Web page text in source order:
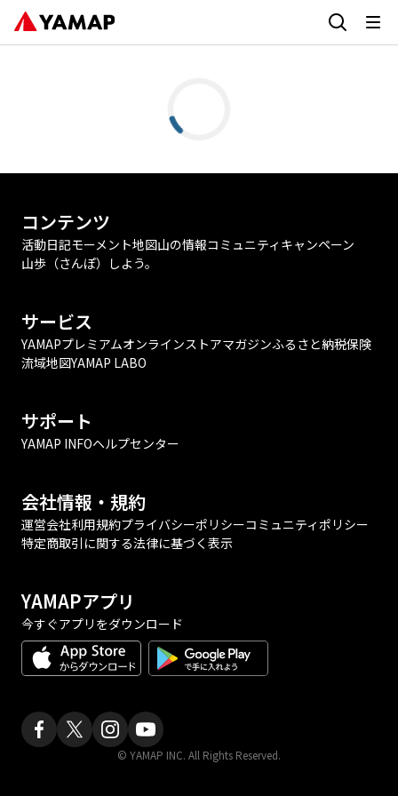
コンテンツ
活動日記モーメント地図山の情報コミュニティ キャンペーン
山歩（さんぽ）しよう。
サービス
YAMAPプレミアムオンラインストアマガジンふるさと納税保険
流域地図YAMAP LABO
サポート
YAMAP INFOヘルプセンター
会社情報・規約
運営会社利用規約プライバシーポリシーコミュニティポリシー
特定商取引に関する法律に基づく表示
YAMAPアプリ
今すぐアプリをダウンロード
© YAMAP INC. All Rights Reserved.